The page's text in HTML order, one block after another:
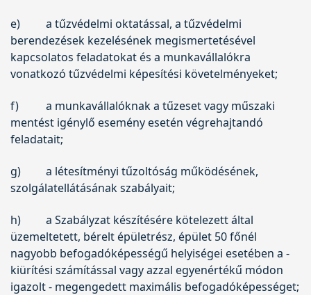
e)
a tűzvédelmi oktatással, a tűzvédelmi
berendezések kezelésének megismertetésével
kapcsolatos feladatokat és a munkavállalókra
vonatkozó tűzvédelmi képesítési követelményeket;
f)
a munkavállalóknak a tűzeset vagy műszaki
mentést igénylő esemény esetén végrehajtandó
feladatait;
g)
a létesítményi tűzoltóság működésének,
szolgálatellátásának szabályait;
h)
a Szabályzat készítésére kötelezett által
üzemeltetett, bérelt épületrész, épület 50 főnél
nagyobb befogadóképességű helyiségei esetében a -
kiürítési számítással vagy azzal egyenértékű módon
igazolt - megengedett maximális befogadóképességet;